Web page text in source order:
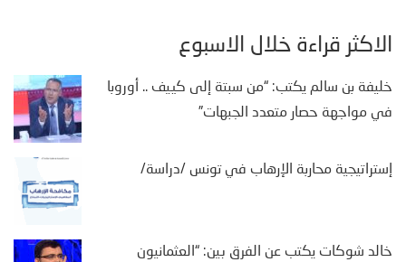
الأكثر قراءة خلال الأسبوع
خليفة بن سالم يكتب: “من سبتة إلى كييف .. أوروبا
في مواجهة حصار متعدد الجبهات”
إستراتيجية محاربة الإرهاب في تونس /دراسة/
خالد شوكات يكتب عن الفرق بين: “العثمانيون